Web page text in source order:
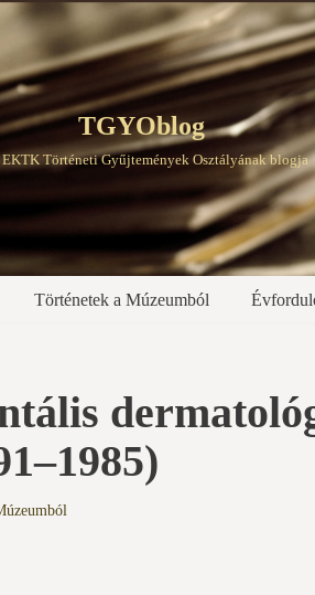
TGYOblog
EKTK Történeti Gyűjtemények Osztályának blogja
Történetek a Múzeumból